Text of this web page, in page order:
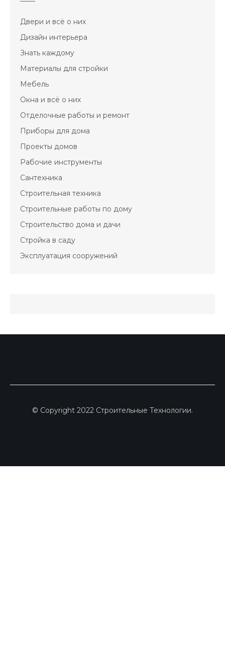
Двери и всё о них
Дизайн интерьера
Знать каждому
Материалы для стройки
Мебель
Окна и всё о них
Отделочные работы и ремонт
Приборы для дома
Проекты домов
Рабочие инструменты
Сантехника
Строительная техника
Строительные работы по дому
Строительство дома и дачи
Стройка в саду
Эксплуатация сооружений
© Copyright 2022 Строительные Технологии.